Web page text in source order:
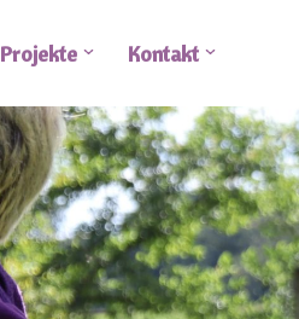
Projekte Kontakt